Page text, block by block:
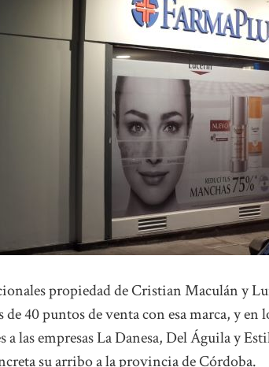
propiedad de Cristian Maculán y
40 puntos de venta con esa marca, y en
las empresas La Danesa, Del Águila y
su arribo a la provincia de Córdoba.